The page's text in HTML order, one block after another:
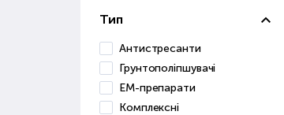
Тип
Антистресанти
Грунтополіпшувачі
ЕМ-препарати
Комплексні